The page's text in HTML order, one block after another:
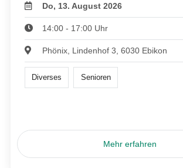
Do, 13. August 2026
14:00 - 17:00 Uhr
Phönix, Lindenhof 3, 6030 Ebikon
Diverses Senioren
Mehr erfahren